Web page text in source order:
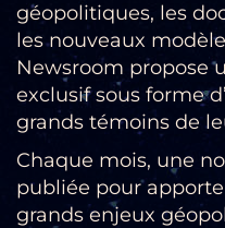
géopolitiques, les
les nouveaux
Newsroom propose
exclusif sous forme
grands témoins de
Chaque mois, une
publiée pour
grands enjeux